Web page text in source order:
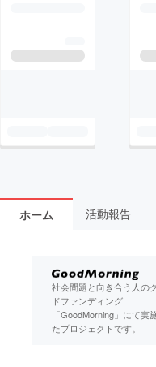
ホーム 活動報告
社会問題と向き合う人の
ドファンディング
「GoodMorning」にて実
たプロジェクトです。